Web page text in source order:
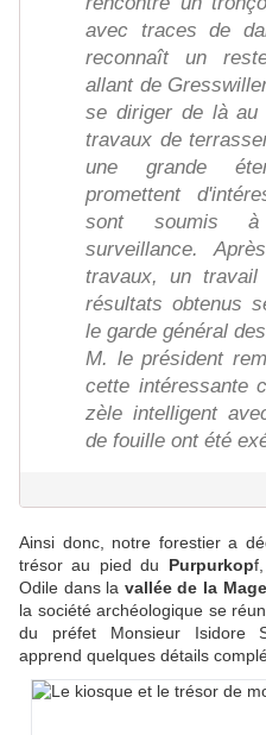
avec traces de
reconnaît un
allant de
se diriger de là au
travaux de
une grande
promettent
sont soumis à
surveillance.
travaux, un travail
résultats obtenus
le garde général
M. le président
cette intéressante
zèle intelligent
de fouille ont été
Ainsi donc, notre forestier a
trésor au pied du Purpurkop
Odile dans la vallée de la
la société archéologique se
du préfet Monsieur Isidore
apprend quelques détails